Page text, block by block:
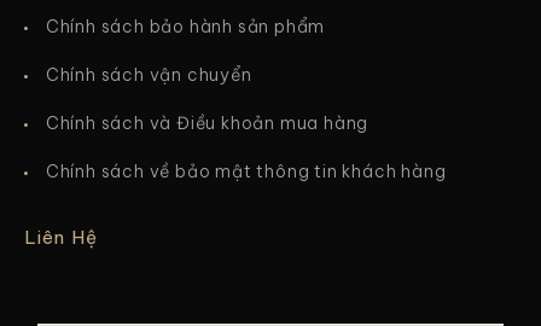
Chính sách bảo hành sản phẩm
Chính sách vận chuyển
Chính sách và Điều khoản mua hàng
Chính sách về bảo mật thông tin khách hàng
Liên Hệ